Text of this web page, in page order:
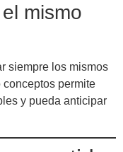
mismo
siempre los mismos
permite
y pueda anticipar